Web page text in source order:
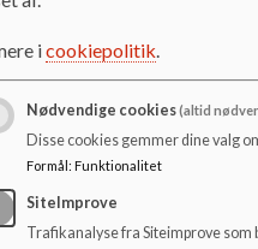
icookiepolitik.
Nødvendige cookies(altid
Disse cookies gemmer dine valg
Formål : Funktionalitet
SiteImprove
Trafikanalyse fra Siteimprove som